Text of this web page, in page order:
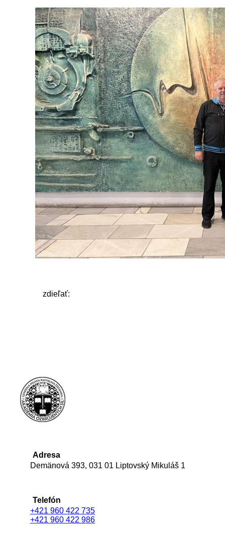
zdieľať:
Adresa
Demänová 393, 031 01 Liptovský Mikuláš 1
Telefón
+421 960 422 735
+421 960 422 986